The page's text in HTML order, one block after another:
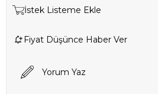
İstek Listeme Ekle
Fiyat Düşünce Haber Ver
Yorum Yaz